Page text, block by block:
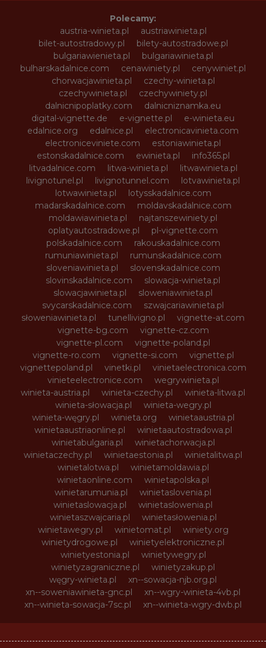
Polecamy:
austria-winieta.pl
austriawinieta.pl
bilet-autostradowy.pl
bilety-autostradowe.pl
bulgariawienieta.pl
bulgariawinieta.pl
bulharskadalnice.com
cenawiniety.pl
cenywiniet.pl
chorwacjawinieta.pl
czechy-winieta.pl
czechywinieta.pl
czechywiniety.pl
dalnicnipoplatky.com
dalnicniznamka.eu
digital-vignette.de
e-vignette.pl
e-winieta.eu
edalnice.org
edalnice.pl
electronicavinieta.com
electroniceviniete.com
estoniawinieta.pl
estonskadalnice.com
ewinieta.pl
info365.pl
litvadalnice.com
litwa-winieta.pl
litwawinieta.pl
livignotunel.pl
livignotunnel.com
lotvawinieta.pl
lotwawinieta.pl
lotysskadalnice.com
madarskadalnice.com
moldavskadalnice.com
moldawiawinieta.pl
najtanszewiniety.pl
oplatyautostradowe.pl
pl-vignette.com
polskadalnice.com
rakouskadalnice.com
rumuniawinieta.pl
rumunskadalnice.com
sloveniawinieta.pl
slovenskadalnice.com
slovinskadalnice.com
slowacja-winieta.pl
slowacjawinieta.pl
sloweniawinieta.pl
svycarskadalnice.com
szwajcariawinieta.pl
słoweniawinieta.pl
tunellivigno.pl
vignette-at.com
vignette-bg.com
vignette-cz.com
vignette-pl.com
vignette-poland.pl
vignette-ro.com
vignette-si.com
vignette.pl
vignettepoland.pl
vinetki.pl
vinietaelectronica.com
vinieteelectronice.com
wegrywinieta.pl
winieta-austria.pl
winieta-czechy.pl
winieta-litwa.pl
winieta-słowacja.pl
winieta-wegry.pl
winieta-węgry.pl
winieta.org
winietaaustria.pl
winietaaustriaonline.pl
winietaautostradowa.pl
winietabulgaria.pl
winietachorwacja.pl
winietaczechy.pl
winietaestonia.pl
winietalitwa.pl
winietalotwa.pl
winietamoldawia.pl
winietaonline.com
winietapolska.pl
winietarumunia.pl
winietaslovenia.pl
winietaslowacja.pl
winietaslowenia.pl
winietaszwajcaria.pl
winietasłowenia.pl
winietawegry.pl
winietomat.pl
winiety.org
winietydrogowe.pl
winietyelektroniczne.pl
winietyestonia.pl
winietywegry.pl
winietyzagraniczne.pl
winietyzakup.pl
węgry-winieta.pl
xn--sowacja-njb.org.pl
xn--soweniawinieta-gnc.pl
xn--wgry-winieta-4vb.pl
xn--winieta-sowacja-7sc.pl
xn--winieta-wgry-dwb.pl